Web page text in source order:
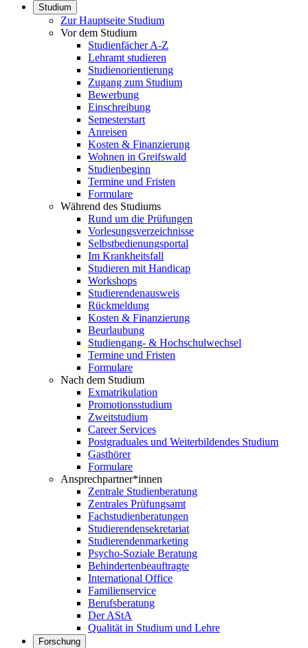
Studium
Zur Hauptseite Studium
Vor dem Studium
Studienfächer A-Z
Lehramt studieren
Studienorientierung
Zugang zum Studium
Bewerbung
Einschreibung
Semesterstart
Anreisen
Kosten & Finanzierung
Wohnen in Greifswald
Studienbeginn
Termine und Fristen
Formulare
Während des Studiums
Rund um die Prüfungen
Vorlesungsverzeichnisse
Selbstbedienungsportal
Im Krankheitsfall
Studieren mit Handicap
Workshops
Studierendenausweis
Rückmeldung
Kosten & Finanzierung
Beurlaubung
Studiengang- & Hochschulwechsel
Termine und Fristen
Formulare
Nach dem Studium
Exmatrikulation
Promotionsstudium
Zweitstudium
Career Services
Postgraduales und Weiterbildendes Studium
Gasthörer
Formulare
Ansprechpartner*innen
Zentrale Studienberatung
Zentrales Prüfungsamt
Fachstudienberatungen
Studierendensekretariat
Studierendenmarketing
Psycho-Soziale Beratung
Behindertenbeauftragte
International Office
Familienservice
Berufsberatung
Der AStA
Qualität in Studium und Lehre
Forschung